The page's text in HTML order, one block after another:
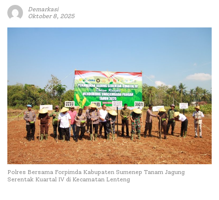
Demarkasi
Oktober 8, 2025
Polres Bersama Forpimda Kabupaten Sumenep Tanam Jagung
Serentak Kuartal IV di Kecamatan Lenteng